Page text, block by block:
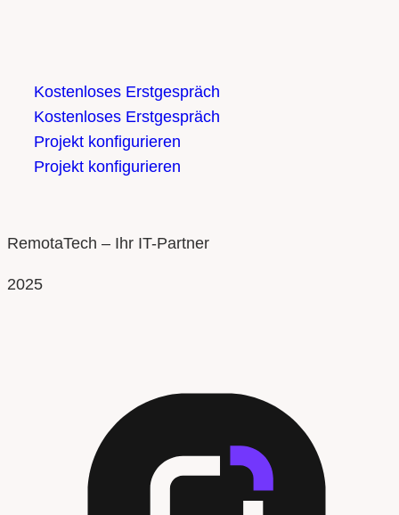
Kostenloses Erstgespräch
Kostenloses Erstgespräch
Projekt konfigurieren
Projekt konfigurieren
RemotaTech – Ihr IT-Partner
2025